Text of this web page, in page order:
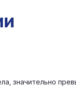
значительно